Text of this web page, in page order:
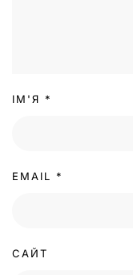
ІМ'Я *
EMAIL *
САЙТ